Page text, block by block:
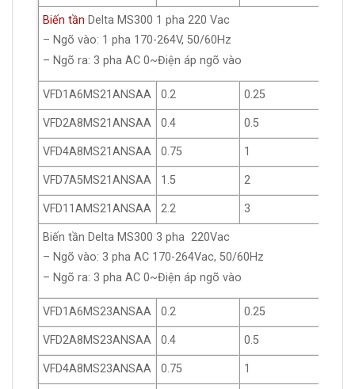
Biến tần Delta MS300 1 pha 220 Vac
– Ngõ vào: 1 pha 170-264V, 50/60Hz
– Ngõ ra: 3 pha AC 0~Điện áp ngõ vào
VFD1A6MS21ANSAA 0.2 0.25
VFD2A8MS21ANSAA 0.4 0.5
VFD4A8MS21ANSAA 0.75 1
VFD7A5MS21ANSAA 1.5 2
VFD11AMS21ANSAA 2.2 3
Biến tần Delta MS300 3 pha 220Vac
– Ngõ vào: 3 pha AC 170-264Vac, 50/60Hz
– Ngõ ra: 3 pha AC 0~Điện áp ngõ vào
VFD1A6MS23ANSAA 0.2 0.25
VFD2A8MS23ANSAA 0.4 0.5
VFD4A8MS23ANSAA 0.75 1